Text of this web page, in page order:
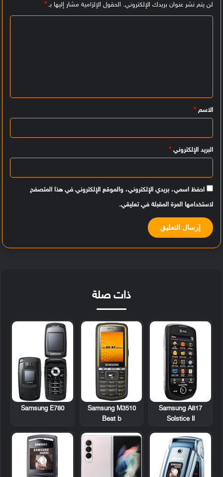
لن يتم نشر عنوان بريدك الإلكتروني. الحقول الإلزامية مشار إليها بـ*
ي
ق
الاسم *
البريد الإلكتروني *
احفظ اسمي، بريدي الإلكتروني، والموقع الإلكتروني في هذا المتصفح
لاستخدامها المرة المقبلة في تعليقي.
ذات صلة
Samsung A817
Solstice II
Samsung M3510
Beat b
Samsung E780